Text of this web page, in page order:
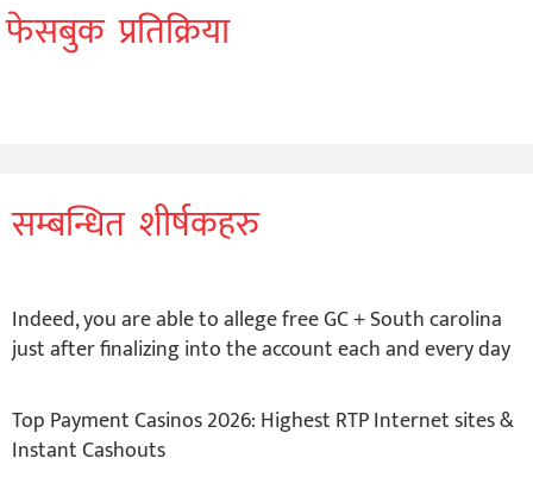
फेसबुक प्रतिक्रिया
सम्बन्धित शीर्षकहरु
Indeed, you are able to allege free GC + South carolina
just after finalizing into the account each and every day
Top Payment Casinos 2026: Highest RTP Internet sites &
Instant Cashouts